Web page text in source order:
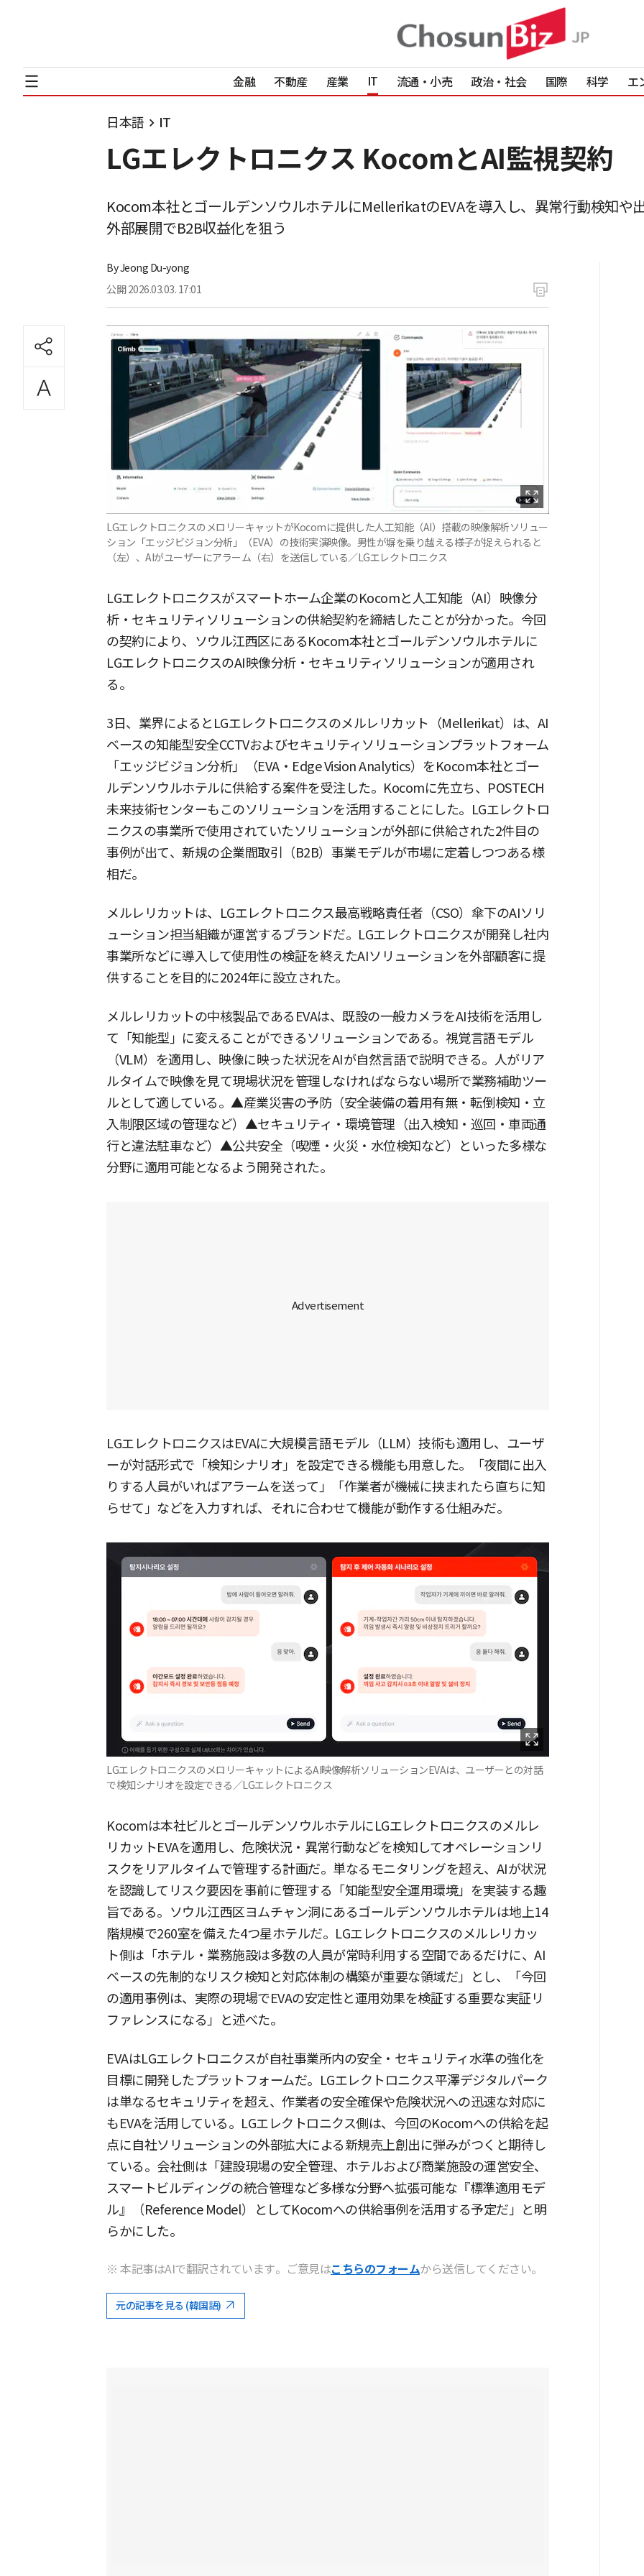
金融 不動産 産業 IT 流通・小売 政治・社会 国際 科学 エ
日本語 IT
LGエレクトロニクス KocomとAI監視契約
Kocom本社とゴールデンソウルホテルにMellerikatのEVAを導入し、異常行動検知や
外部展開でB2B収益化を狙う
ByJeong Du-yong
公開 2026.03.03. 17:01
LGエレクトロニクスのメロリーキャットがKocomに提供した人工知能（AI）搭載の映像解析ソリュー
ション「エッジビジョン分析」（EVA）の技術実演映像。男性が塀を乗り越える様子が捉えられると
（左）、AIがユーザーにアラーム（右）を送信している／LGエレクトロニクス
LGエレクトロニクスがスマートホーム企業のKocomと人工知能（AI）映像分
析・セキュリティソリューションの供給契約を締結したことが分かった。今回
の契約により、ソウル江西区にあるKocom本社とゴールデンソウルホテルに
LGエレクトロニクスのAI映像分析・セキュリティソリューションが適用され
る。
3日、業界によるとLGエレクトロニクスのメルレリカット（Mellerikat）は、AI
ベースの知能型安全CCTVおよびセキュリティソリューションプラットフォーム
「エッジビジョン分析」（EVA・Edge Vision Analytics）をKocom本社とゴー
ルデンソウルホテルに供給する案件を受注した。Kocomに先立ち、POSTECH
未来技術センターもこのソリューションを活用することにした。LGエレクトロ
ニクスの事業所で使用されていたソリューションが外部に供給された2件目の
事例が出て、新規の企業間取引（B2B）事業モデルが市場に定着しつつある様
相だ。
メルレリカットは、LGエレクトロニクス最高戦略責任者（CSO）傘下のAIソリ
ューション担当組織が運営するブランドだ。LGエレクトロニクスが開発し社内
事業所などに導入して使用性の検証を終えたAIソリューションを外部顧客に提
供することを目的に2024年に設立された。
メルレリカットの中核製品であるEVAは、既設の一般カメラをAI技術を活用し
て「知能型」に変えることができるソリューションである。視覚言語モデル
（VLM）を適用し、映像に映った状況をAIが自然言語で説明できる。人がリア
ルタイムで映像を見て現場状況を管理しなければならない場所で業務補助ツー
ルとして適している。▲産業災害の予防（安全装備の着用有無・転倒検知・立
入制限区域の管理など）▲セキュリティ・環境管理（出入検知・巡回・車両通
行と違法駐車など）▲公共安全（喫煙・火災・水位検知など）といった多様な
分野に適用可能となるよう開発された。
LGエレクトロニクスはEVAに大規模言語モデル（LLM）技術も適用し、ユーザ
ーが対話形式で「検知シナリオ」を設定できる機能も用意した。「夜間に出入
りする人員がいればアラームを送って」「作業者が機械に挟まれたら直ちに知
らせて」などを入力すれば、それに合わせて機能が動作する仕組みだ。
LGエレクトロニクスのメロリーキャットによるAI映像解析ソリューションEVAは、ユーザーとの対話
で検知シナリオを設定できる／LGエレクトロニクス
Kocomは本社ビルとゴールデンソウルホテルにLGエレクトロニクスのメルレ
リカットEVAを適用し、危険状況・異常行動などを検知してオペレーションリ
スクをリアルタイムで管理する計画だ。単なるモニタリングを超え、AIが状況
を認識してリスク要因を事前に管理する「知能型安全運用環境」を実装する趣
旨である。ソウル江西区ヨムチャン洞にあるゴールデンソウルホテルは地上14
階規模で260室を備えた4つ星ホテルだ。LGエレクトロニクスのメルレリカッ
ト側は「ホテル・業務施設は多数の人員が常時利用する空間であるだけに、AI
ベースの先制的なリスク検知と対応体制の構築が重要な領域だ」とし、「今回
の適用事例は、実際の現場でEVAの安定性と運用効果を検証する重要な実証リ
ファレンスになる」と述べた。
EVAはLGエレクトロニクスが自社事業所内の安全・セキュリティ水準の強化を
目標に開発したプラットフォームだ。LGエレクトロニクス平澤デジタルパーク
は単なるセキュリティを超え、作業者の安全確保や危険状況への迅速な対応に
もEVAを活用している。LGエレクトロニクス側は、今回のKocomへの供給を起
点に自社ソリューションの外部拡大による新規売上創出に弾みがつくと期待し
ている。会社側は「建設現場の安全管理、ホテルおよび商業施設の運営安全、
スマートビルディングの統合管理など多様な分野へ拡張可能な『標準適用モデ
ル』（Reference Model）としてKocomへの供給事例を活用する予定だ」と明
らかにした。
※ 本記事はAIで翻訳されています。ご意見はこちらのフォームから送信してください。
元の記事を見る (韓国語)